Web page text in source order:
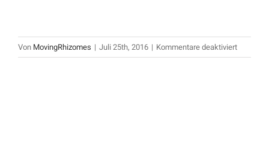
Von MovingRhizomes | Juli 25th, 2016 | Kommentare deaktiviertfür